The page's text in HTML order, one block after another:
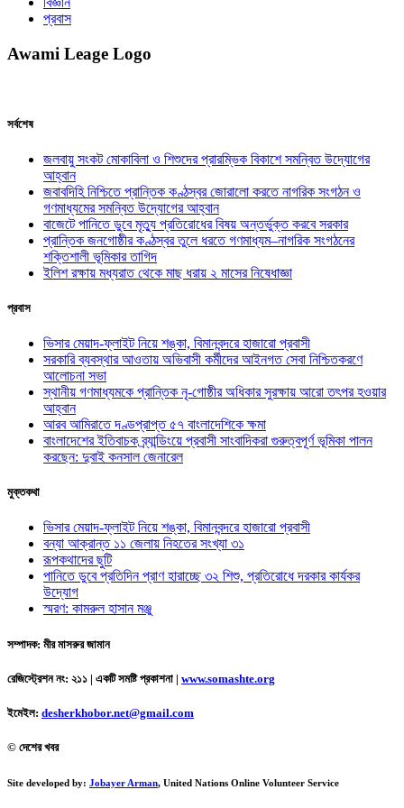
প্রবাস
Awami Leage Logo
সর্বশেষ
জলবায়ু সংকট মোকাবিলা ও শিশুদের প্রারম্ভিক বিকাশে সমন্বিত উদ্যোগের
আহ্বান
জবাবদিহি নিশ্চিতে প্রান্তিক কণ্ঠস্বর জোরালো করতে নাগরিক সংগঠন ও
গণমাধ্যমের সমন্বিত উদ্যোগের আহ্বান
বাজেটে পানিতে ডুবে মৃত্যু প্রতিরোধের বিষয় অন্তর্ভুক্ত করবে সরকার
প্রান্তিক জনগোষ্ঠীর কণ্ঠস্বর তুলে ধরতে গণমাধ্যম–নাগরিক সংগঠনের
শক্তিশালী ভূমিকার তাগিদ
ইলিশ রক্ষায় মধ্যরাত থেকে মাছ ধরায় ২ মাসের নিষেধাজ্ঞা
প্রবাস
ভিসার মেয়াদ-ফ্লাইট নিয়ে শঙ্কা, বিমানবন্দরে হাজারো প্রবাসী
সরকারি ব্যবস্থার আওতায় অভিবাসী কর্মীদের আইনগত সেবা নিশ্চিতকরণে
আলোচনা সভা
স্থানীয় গণমাধ্যমকে প্রান্তিক নৃ-গোষ্ঠীর অধিকার সুরক্ষায় আরো তৎপর হওয়ার
আহ্বান
আরব আমিরাতে দণ্ডপ্রাপ্ত ৫৭ বাংলাদেশিকে ক্ষমা
বাংলাদেশের ইতিবাচক ব্র্যান্ডিংয়ে প্রবাসী সাংবাদিকরা গুরুত্বপূর্ণ ভূমিকা পালন
করছেন: দুবাই কনসাল জেনারেল
মুক্তকথা
ভিসার মেয়াদ-ফ্লাইট নিয়ে শঙ্কা, বিমানবন্দরে হাজারো প্রবাসী
বন্যা আক্রান্ত ১১ জেলায় নিহতের সংখ্যা ৩১
রূপকথাদের ছুটি
পানিতে ডুবে প্রতিদিন প্রাণ হারাচ্ছে ৩২ শিশু, প্রতিরোধে দরকার কার্যকর
উদ্যোগ
স্মরণ: কামরুল হাসান মঞ্জু
সম্পাদক: মীর মাসরুর জামান
রেজিস্ট্রেশন নং: ২১১ | একটি সমষ্টি প্রকাশনা | www.somashte.org
ইমেইল: desherkhobor.net@gmail.com
© দেশের খবর
Site developed by: Jobayer Arman, United Nations Online Volunteer Service